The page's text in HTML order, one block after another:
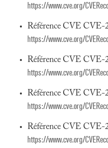
https://www.cve.org/
Référence CVE
https://www.cve.org/
Référence CVE CVE-
https://www.cve.org/
Référence CVE CVE-
https://www.cve.org/
Référence CVE
https://www.cve.org/